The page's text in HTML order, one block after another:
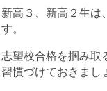
新高３、新高２生は
す。
志望校合格を掴み取
習慣づけておきまし